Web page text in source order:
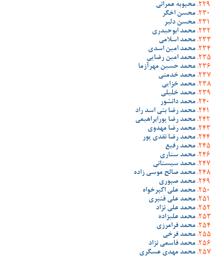
محبوبه عمرانی
محسن اخگر
محسن دلیر
محمد ابوحیدری
محمد اسلامی
محمد امین اسدی
محمد امین رضایی
محمد حسین مهرآزما
محمد خدمتی
محمد خزایی
محمد خلیلی
محمد دانشور
محمد رضا بنی اسد راد
محمد رضا پورابراهیمی
محمد رضا مهدوی
محمد رضا نقدی پور
محمد رفیع
محمد ستاری
محمد سیستانی
محمد صالح موسی زاده
محمد صبوری
محمد علی اکبرخواه
محمد علی قنبری
محمد علی نژاد
محمد علیزاده
محمد فرامرزی
محمد فرخی
محمد قاسمی نژاد
محمد مهدی عسگری